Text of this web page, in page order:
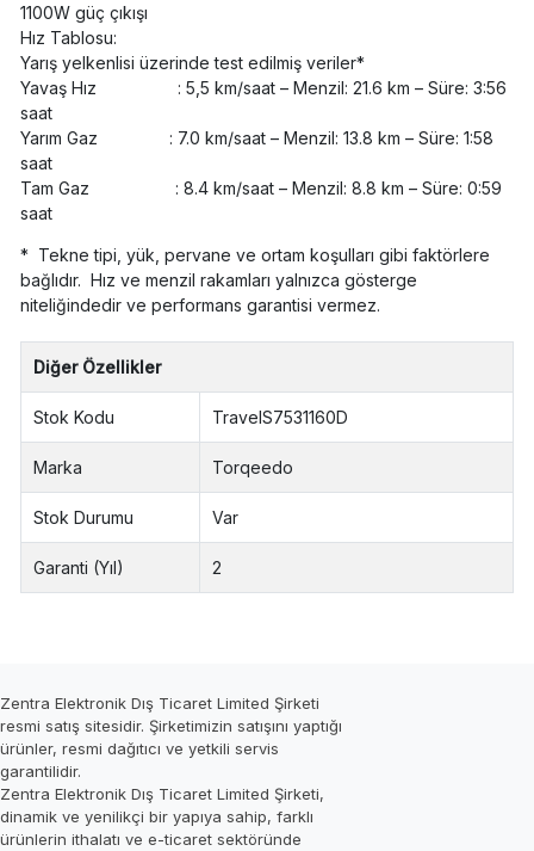
1100W güç çıkışı
Hız Tablosu:
Yarış yelkenlisi üzerinde test edilmiş veriler*
Yavaş Hız : 5,5 km/saat – Menzil: 21.6 km – Süre: 3:56
saat
Yarım Gaz : 7.0 km/saat – Menzil: 13.8 km – Süre: 1:58
saat
Tam Gaz : 8.4 km/saat – Menzil: 8.8 km – Süre: 0:59
saat
* Tekne tipi, yük, pervane ve ortam koşulları gibi faktörlere
bağlıdır. Hız ve menzil rakamları yalnızca gösterge
niteliğindedir ve performans garantisi vermez.
Diğer Özellikler
Stok Kodu TravelS7531160D
Marka Torqeedo
Stok Durumu Var
Garanti (Yıl) 2
Zentra Elektronik Dış Ticaret Limited Şirketi
resmi satış sitesidir. Şirketimizin satışını yaptığı
ürünler, resmi dağıtıcı ve yetkili servis
garantilidir.
Zentra Elektronik Dış Ticaret Limited Şirketi,
dinamik ve yenilikçi bir yapıya sahip, farklı
ürünlerin ithalatı ve e-ticaret sektöründe